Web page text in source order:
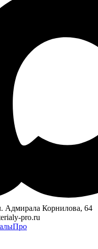
Адмирала Корнилова, 64
pro.ru
Про